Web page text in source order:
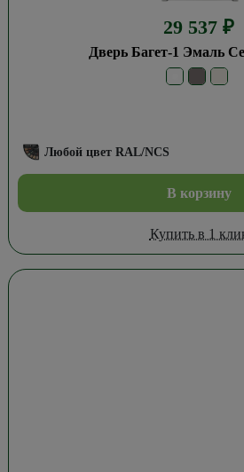
29 537 ₽
Дверь Багет-1 Эмаль
Любой цвет RAL/NCS
В корзину
Купить в 1